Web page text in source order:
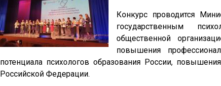
Конкурс проводится
государственным
общественной
повышения
потенциала психологов образования России,
Российской Федерации.